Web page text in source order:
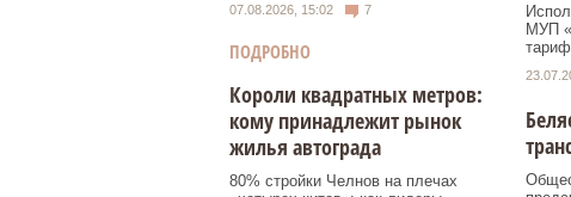
07.08.2026, 15:02 7
ПОДРОБНО
Короли квадратных метров:
кому принадлежит рынок
жилья автограда
80% стройки Челнов на плечах
МУП